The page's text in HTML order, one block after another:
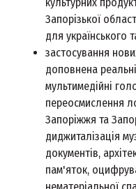
Запорізької
для українського
застосування
доповнена
мультимедійні
переосмислення
Запоріжжя та
диджиталізація
документів,
пам'яток,